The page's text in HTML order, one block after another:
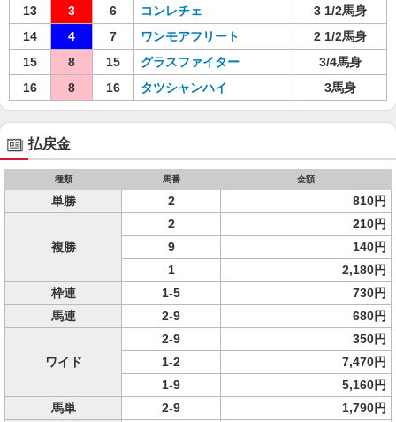
13
3 6 コンレチェ
3 1/2馬身
14
4 7 ワンモアフリート
2 1/2馬身
15
8 15 グラスファイター
3/4馬身
16
8 16 タツシャンハイ 3馬身
払戻金
種類 馬番 金額
単勝 2 810円
複勝
2
210円
9
140円
1
2,180円
枠連
1-5
730円
馬連
2-9 680円
ワイド
2-9
350円
1-2
7,470円
1-9
5,160円
馬単
2-9
1,790円